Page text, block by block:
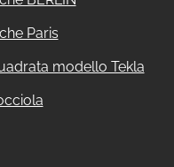
Paris
modello Tekla